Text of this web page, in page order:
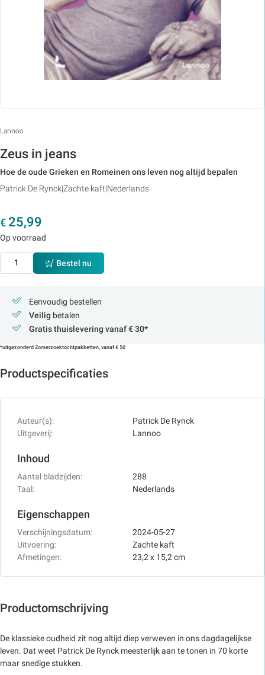
Lannoo
Zeus in jeans
Hoe de oude Grieken en Romeinen ons leven nog altijd bepalen
Patrick De RynckZachte kaft Nederlands
€ 25,99
Op voorraad
Bestel nu
Eenvoudig bestellen
Veilig betalen
Gratis thuislevering vanaf € 30*
*uitgezonderd Zomerzoektochtpakketten, vanaf € 50
Productomschrijving
De klassieke oudheid zit nog altijd diep verweven in ons dagdagelijkse
leven. Dat weet Patrick De Rynck meesterlijk aan te tonen in 70 korte
maar snedige stukken.
Productspecificaties
Auteur(s):
Patrick De Rynck
Uitgeverij:
Lannoo
Inhoud
Aantal bladzijden:
288
Taal:
Nederlands
Eigenschappen
Verschijningsdatum:
2024-05-27
Uitvoering:
Zachte kaft
Afmetingen:
23,2 x 15,2 cm